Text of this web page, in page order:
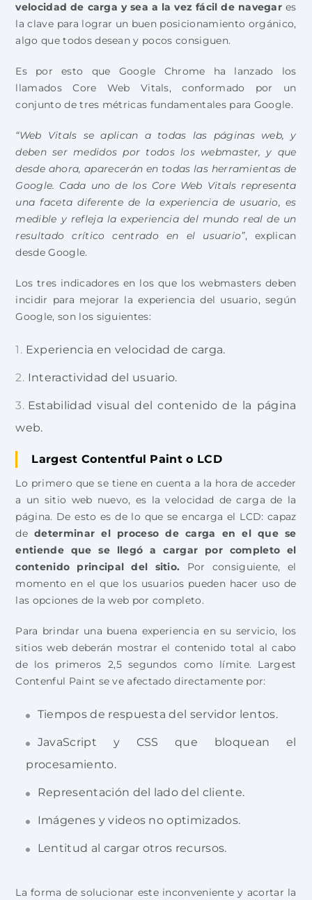
velocidad de carga y sea a la vez fácil de navegar es
la clave para lograr un buen posicionamiento orgánico,
algo que todos desean y pocos consiguen.
Es por esto que Google Chrome ha lanzado los
llamados Core Web Vitals, conformado por un
conjunto de tres métricas fundamentales para Google.
“Web Vitals se aplican a todas las páginas web, y
deben ser medidos por todos los webmaster, y que
desde ahora, aparecerán en todas las herramientas de
Google. Cada uno de los Core Web Vitals representa
una faceta diferente de la experiencia de usuario, es
medible y refleja la experiencia del mundo real de un
resultado crítico centrado en el usuario”, explican
desde Google.
Los tres indicadores en los que los webmasters deben
incidir para mejorar la experiencia del usuario, según
Google, son los siguientes:
Experiencia en velocidad de carga.
Interactividad del usuario.
Estabilidad visual del contenido de la página
web.
Largest Contentful Paint o LCD
Lo primero que se tiene en cuenta a la hora de acceder
a un sitio web nuevo, es la velocidad de carga de la
página. De esto es de lo que se encarga el LCD: capaz
dedeterminar el proceso de carga en el que se
entiende que se llegó a cargar por completo el
contenido principal del sitio. Por consiguiente, el
momento en el que los usuarios pueden hacer uso de
las opciones de la web por completo.
Para brindar una buena experiencia en su servicio, los
sitios web deberán mostrar el contenido total al cabo
de los primeros 2,5 segundos como límite. Largest
Contenful Paint se ve afectado directamente por:
Tiempos de respuesta del servidor lentos.
JavaScript y CSS que bloquean el
procesamiento.
Representación del lado del cliente.
Imágenes y videos no optimizados.
Lentitud al cargar otros recursos.
La forma de solucionar este inconveniente y acortar la